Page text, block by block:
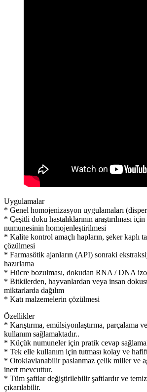
Uygulamalar
* Genel homojenizasyon uygulamaları
* Çeşitli doku hastalıklarının araştırılması
numunesinin homojenleştirilmesi
* Kalite kontrol amaçlı hapların, şeker kaplı
çözülmesi
* Farmasötik ajanların (API) sonraki
hazırlama
* Hücre bozulması, dokudan RNA / DNA
* Bitkilerden, hayvanlardan veya insan
miktarlarda dağılım
* Katı malzemelerin çözülmesi
Özellikler
* Karıştırma, emülsiyonlaştırma, parçalama
kullanım sağlamaktadır..
* Küçük numuneler için pratik cevap
* Tek elle kullanım için tutması kolay ve
* Otoklavlanabilir paslanmaz çelik miller ve
inert mevcuttur.
* Tüm şaftlar değiştirilebilir şaftlardır ve
çıkarılabilir.